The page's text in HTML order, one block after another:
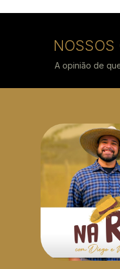
NOSSOS
A opinião de